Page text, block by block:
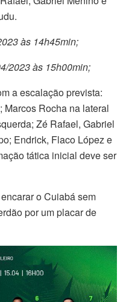
às 14h45min;
2023 às 15h00min;
a escalação prevista:
Marcos Rocha na lateral
Zé Rafael, Gabriel
Endrick, Flaco López e
tática inicial deve ser
o Cuiabá sem
por um placar de